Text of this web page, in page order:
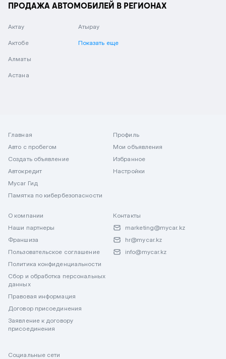
ПРОДАЖА АВТОМОБИЛЕЙ В РЕГИОНАХ
Актау
Актобе
Алматы
Астана
Атырау
Показать еще
Главная
Авто с пробегом
Создать объявление
Автокредит
Mycar Гид
Памятка по кибербезопасности
Профиль
Мои объявления
Избранное
Настройки
О компании
Наши партнеры
Франшиза
Пользовательское соглашение
Политика конфиденциальности
Сбор и обработка персональных
данных
Правовая информация
Договор присоединения
Заявление к договору
присоединения
Контакты
marketing@mycar.kz
hr@mycar.kz
info@mycar.kz
Социальные сети